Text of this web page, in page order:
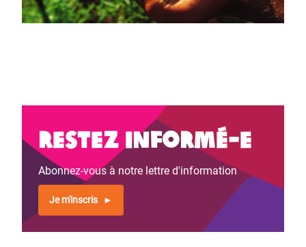
Restez informé-e
Abonnez-vous à notre lettre d'information
Je m'inscris